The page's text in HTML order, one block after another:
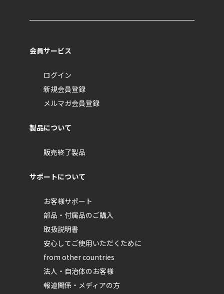
会員サービス
ログイン
新規会員登録
メルマガ会員登録
製品について
販売終了製品
サポートについて
お客様サポート
部品・付属品のご購入
取扱説明書
安心してご使用いただくために
from other countries
法人・自治体のお客様
報道関係・メディアの方